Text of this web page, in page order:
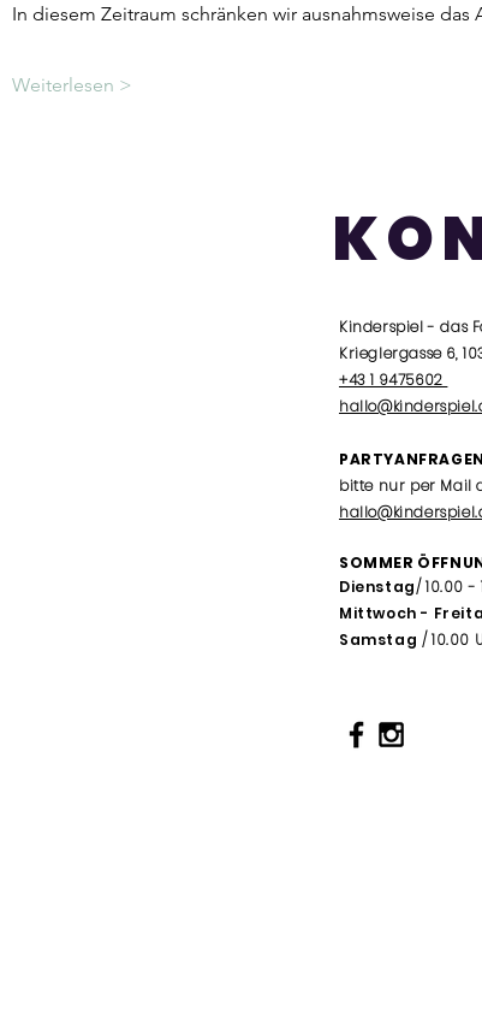
In diesem Zeitraum schränken wir ausnahmsweise
Weiterlesen >
Kinderspiel - das
Krieglergasse 6,
+43 1 9475602
PARTYANFRAGEN
bitte nur per Mail
SOMMER
Dienstag/ 10.00 -
Mittwoch -
Samstag / 10.00